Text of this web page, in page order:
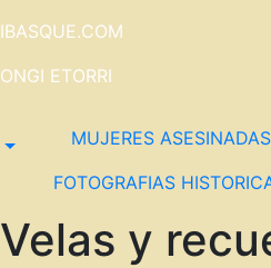
IBASQUE.COM
ONGI ETORRI
MUJERES ASESINADAS
FOTOGRAFIAS
Velas y